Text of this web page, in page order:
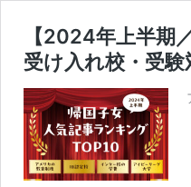
【2024年上半期
受け入れ校・受